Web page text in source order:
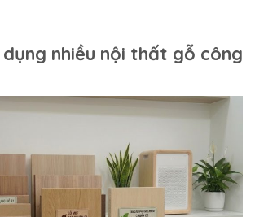
nhiều nội thất gỗ công